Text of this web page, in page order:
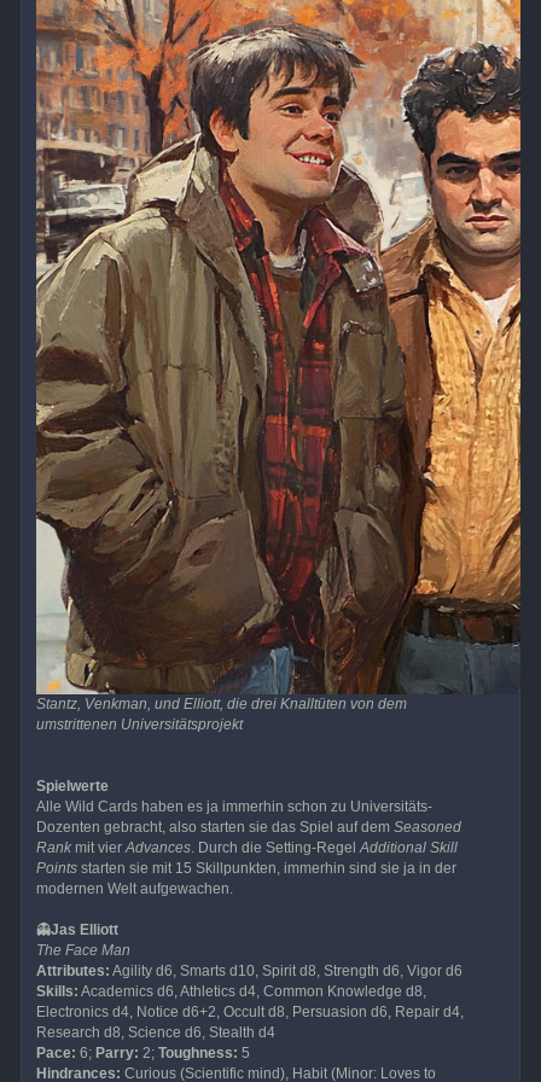
Stantz, Venkman, und Elliott, die drei Knalltüten von dem
umstrittenen Universitätsprojekt
Spielwerte
Alle Wild Cards haben es ja immerhin schon zu Universitäts-
Dozenten gebracht, also starten sie das Spiel auf dem Seasoned
Rankmit vier Advances. Durch die Setting-Regel Additional Skill
Pointsstarten sie mit 15 Skillpunkten, immerhin sind sie ja in der
modernen Welt aufgewachen.
👻Jas Elliott
The Face Man
Attributes: Agility d6, Smarts d10, Spirit d8, Strength d6, Vigor d6
Skills: Academics d6, Athletics d4, Common Knowledge d8,
Electronics d4, Notice d6+2, Occult d8, Persuasion d6, Repair d4,
Research d8, Science d6, Stealth d4
Pace: 6; Parry: 2; Toughness: 5
Hindrances: Curious (Scientific mind), Habit (Minor: Loves to